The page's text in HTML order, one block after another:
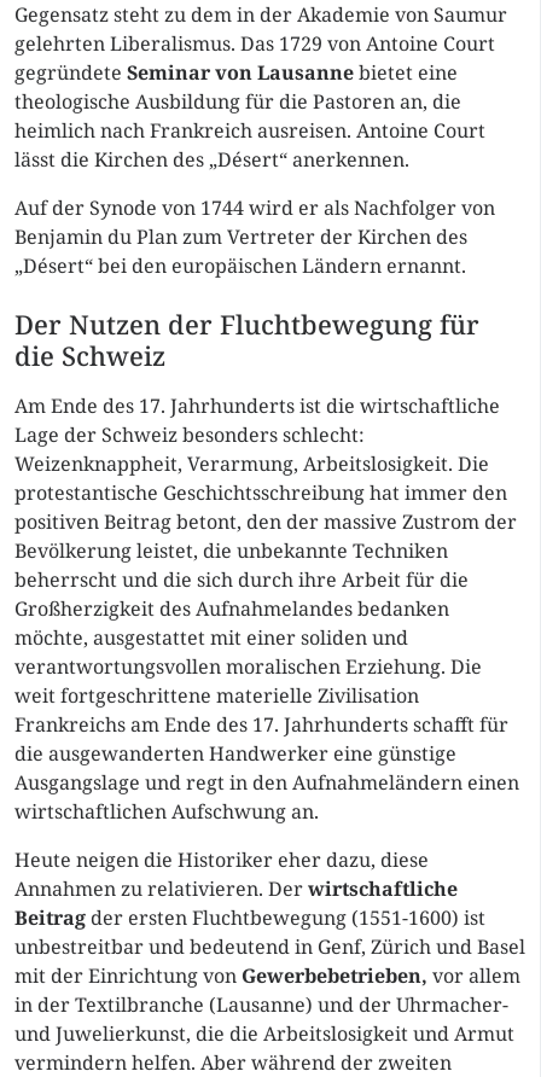
Gegensatz steht zu dem in der Akademie von Saumur
gelehrten Liberalismus. Das 1729 von Antoine Court
gegründete Seminar von Lausannebietet eine
theologische Ausbildung für die Pastoren an, die
heimlich nach Frankreich ausreisen. Antoine Court
lässt die Kirchen des „Désert“ anerkennen.
Auf der Synode von 1744 wird er als Nachfolger von
Benjamin du Plan zum Vertreter der Kirchen des
„Désert“ bei den europäischen Ländern ernannt.
Der Nutzen der Fluchtbewegung für
die Schweiz
Am Ende des 17. Jahrhunderts ist die wirtschaftliche
Lage der Schweiz besonders schlecht:
Weizenknappheit, Verarmung, Arbeitslosigkeit. Die
protestantische Geschichtsschreibung hat immer den
positiven Beitrag betont, den der massive Zustrom der
Bevölkerung leistet, die unbekannte Techniken
beherrscht und die sich durch ihre Arbeit für die
Großherzigkeit des Aufnahmelandes bedanken
möchte, ausgestattet mit einer soliden und
verantwortungsvollen moralischen Erziehung. Die
weit fortgeschrittene materielle Zivilisation
Frankreichs am Ende des 17. Jahrhunderts schafft für
die ausgewanderten Handwerker eine günstige
Ausgangslage und regt in den Aufnahmeländern einen
wirtschaftlichen Aufschwung an.
Heute neigen die Historiker eher dazu, diese
Annahmen zu relativieren. Derwirtschaftliche
Beitrag der ersten Fluchtbewegung (1551-1600) ist
unbestreitbar und bedeutend in Genf, Zürich und Basel
mit der Einrichtung von Gewerbebetrieben, vor allem
in der Textilbranche (Lausanne) und der Uhrmacher-
und Juwelierkunst, die die Arbeitslosigkeit und Armut
vermindern helfen. Aber während der zweiten